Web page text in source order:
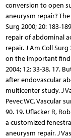
conversion to open
aneurysm repair? The
Surg 2000; 20: 183-
repair of abdominal
repair. J Am Coll Surg
on the important
2004; 12: 33-38. 17.
after endovascular
multicenter study. J
Pevec WC. Vascular
90. 19. Uflacker R,
a customized
aneurysm repair. J